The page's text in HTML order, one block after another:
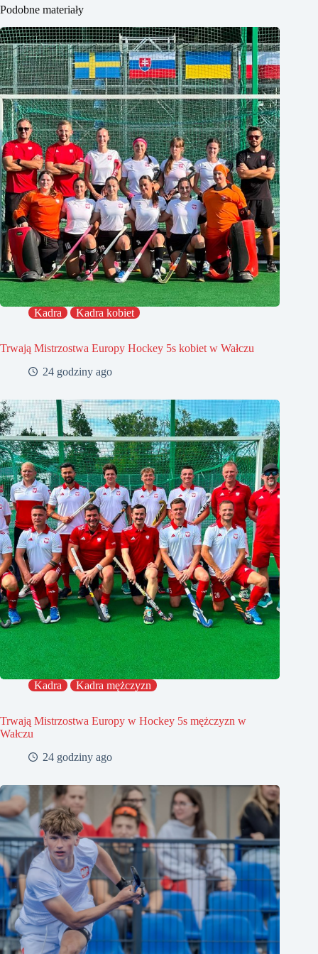
Podobne materiały
Kadra Kadra kobiet
Trwają Mistrzostwa Europy Hockey 5s kobiet w Wałczu
24 godziny ago
Kadra Kadra mężczyzn
Trwają Mistrzostwa Europy w Hockey 5s mężczyzn w
Wałczu
24 godziny ago